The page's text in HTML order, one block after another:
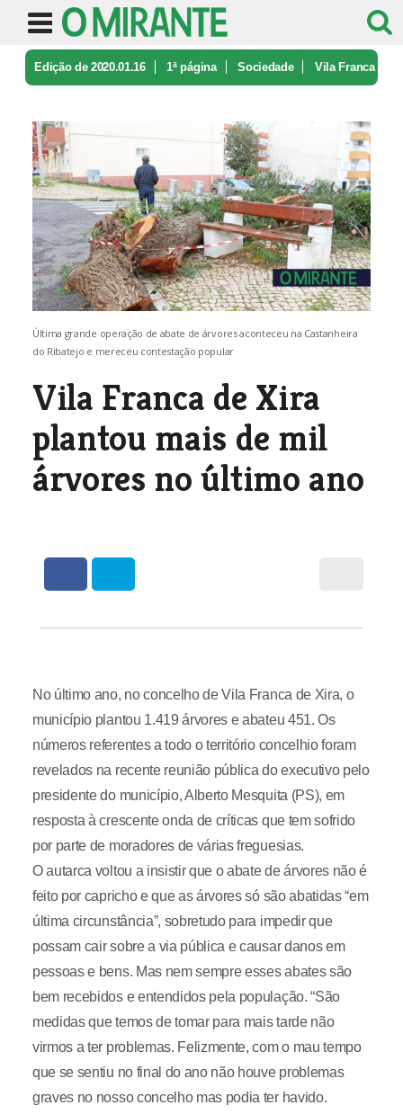
Edição de 2020.01.16 1ª página Sociedade Vila Franca
Última grande operação de abate de árvores aconteceu na Castanheira
do Ribatejo e mereceu contestação popular
Vila Franca de Xira
plantou mais de mil
árvores no último ano
No último ano, no concelho de Vila Franca de Xira, o
município plantou 1.419 árvores e abateu 451. Os
números referentes a todo o território concelhio foram
revelados na recente reunião pública do executivo pelo
presidente do município, Alberto Mesquita (PS), em
resposta à crescente onda de críticas que tem sofrido
por parte de moradores de várias freguesias.
O autarca voltou a insistir que o abate de árvores não é
feito por capricho e que as árvores só são abatidas “em
última circunstância”, sobretudo para impedir que
possam cair sobre a via pública e causar danos em
pessoas e bens. Mas nem sempre esses abates são
bem recebidos e entendidos pela população. “São
medidas que temos de tomar para mais tarde não
virmos a ter problemas. Felizmente, com o mau tempo
que se sentiu no final do ano não houve problemas
graves no nosso concelho mas podia ter havido.